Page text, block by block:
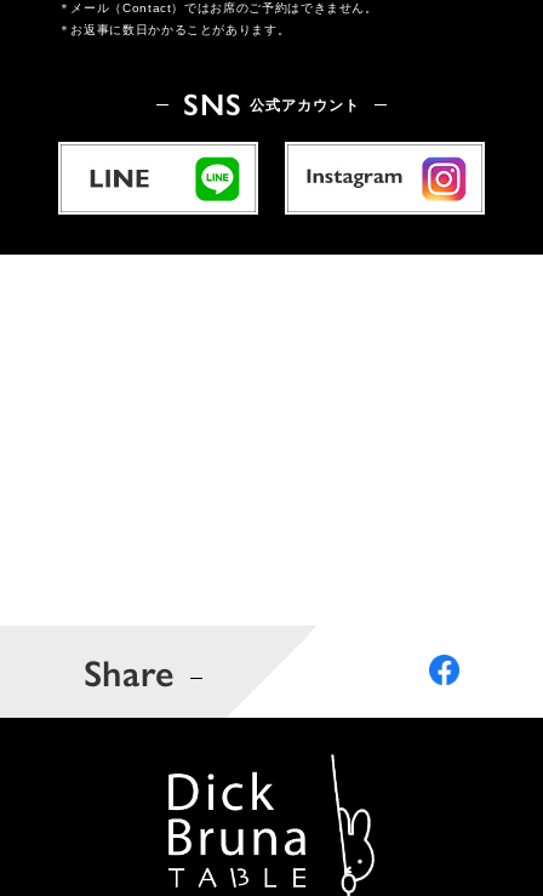
メール（Contact）ではお席のご予約はできません。
お返事に数日かかることがあります。
SNS 公式アカウント
Share